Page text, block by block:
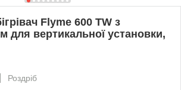
Flyme 600 ТW з
для вертикальної установки,
Роздріб